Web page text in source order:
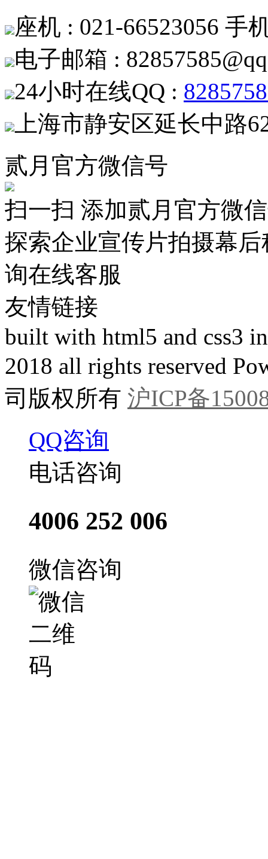
座机 : 021-66523056 手
电子邮箱 :
24小时在线QQ :
上海市静安区延长中路
贰月官方微信号
扫一扫 添加贰月官方微
探索企业宣传片拍摄幕后
询在线客服
友情链接
built with html5 and css3
2018 all rights reserved
司版权所有 沪ICP备
QQ咨询
电话咨询
4006 252 006
微信咨询